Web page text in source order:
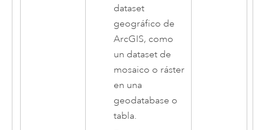
dataset
geográfico de
ArcGIS, como
un dataset de
mosaico o ráster
en una
geodatabase o
tabla.